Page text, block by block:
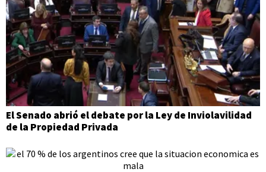
El Senado abrió el debate por la Ley de Inviolavilidad
de la Propiedad Privada